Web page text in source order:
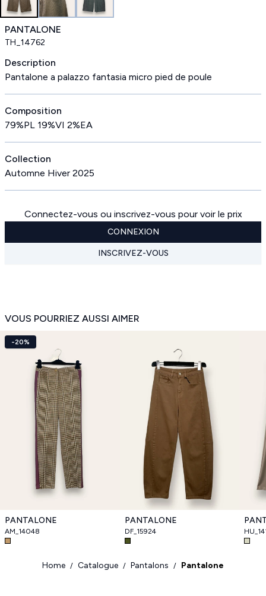
PANTALONE
TH_14762
Description
Pantalone a palazzo fantasia micro pied de poule
Composition
79%PL 19%VI 2%EA
Collection
Automne Hiver 2025
Connectez-vous ou inscrivez-vous pour voir le prix
CONNEXION
INSCRIVEZ-VOUS
VOUS POURRIEZ AUSSI AIMER
-20%
PANTALONE
AM_14048
PANTALONE
DF_15924
Home / Catalogue / Pantalons / Pantalone